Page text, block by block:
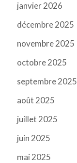
janvier 2026
décembre 2025
novembre 2025
octobre 2025
septembre 2025
août 2025
juillet 2025
juin 2025
mai 2025